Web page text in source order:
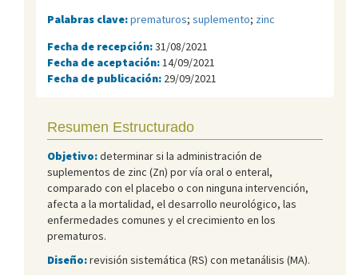
Palabras clave:prematuros; suplemento; zinc
Fecha de recepción:31/08/2021
Fecha de aceptación: 14/09/2021
Fecha de publicación: 29/09/2021
Resumen Estructurado
Objetivo:determinar si la administración de
suplementos de zinc (Zn) por vía oral o enteral,
comparado con el placebo o con ninguna intervención,
afecta a la mortalidad, el desarrollo neurológico, las
enfermedades comunes y el crecimiento en los
prematuros.
Diseño:revisión sistemática (RS) con metanálisis (MA).